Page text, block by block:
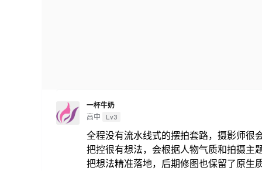
一杯牛奶
高中
Lv3
全程没有流水线式的摆拍套路，摄影师很
把控很有想法，会根据人物气质和拍摄主
把想法精准落地，后期修图也保留了原生